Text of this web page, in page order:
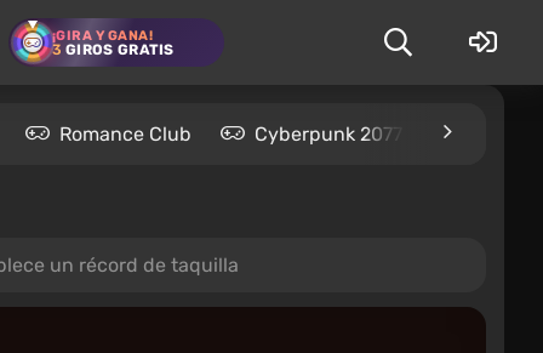
¡GIRA Y GANA!
3 GIROS GRATIS
Romance Club Cyberpunk 2077
un récord de taquilla